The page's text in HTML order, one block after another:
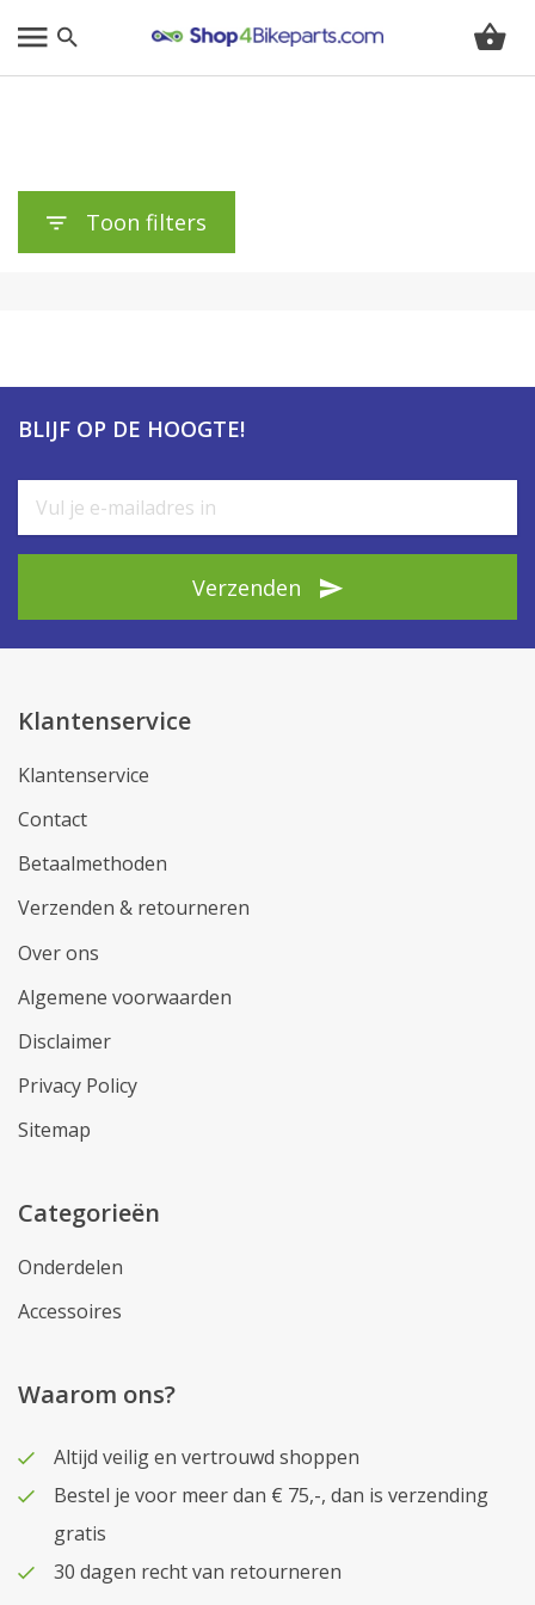
Toon filters
BLIJF OP DE HOOGTE!
Verzenden
Klantenservice
Klantenservice
Contact
Betaalmethoden
Verzenden & retourneren
Over ons
Algemene voorwaarden
Disclaimer
Privacy Policy
Sitemap
Categorieën
Onderdelen
Accessoires
Waarom ons?
Altijd veilig en vertrouwd shoppen
Bestel je voor meer dan € 75,-, dan is verzending
gratis
30 dagen recht van retourneren